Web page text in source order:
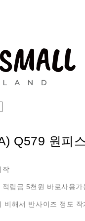
Q579 원피스
작
적립금 5천원 바로사용가
비해서 반사이즈 정도 작